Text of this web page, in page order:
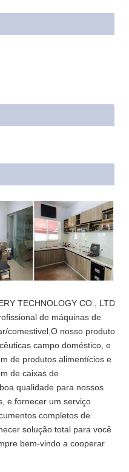
TECHNOLOGY CO., LTD
de máquinas de
comestivel,O nosso produto
campo doméstico, e
de produtos alimentícios e
de caixas de
qualidade para nossos
e fornecer um serviço
completos de
solução total para você
bem-vindo a cooperar